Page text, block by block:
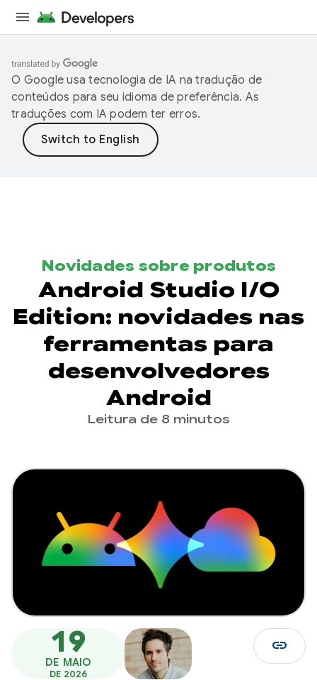
O Google usa tecnologia de IA na tradução de
conteúdos para seu idioma de preferência. As
traduções com IA podem ter erros.
Novidades sobre produtos
Android Studio I/O
Edition: novidades nas
ferramentas para
desenvolvedores
Android
Leitura de 8 minutos
19
DE MAIO
DE 2026
link